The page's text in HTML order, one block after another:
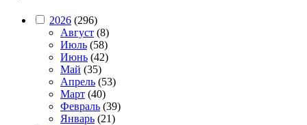
2026 (296)
Август (8)
Июль (58)
Июнь (42)
Май (35)
Апрель (53)
Март (40)
Февраль (39)
Январь (21)